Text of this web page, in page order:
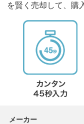
を賢く売却して、購
メーカー